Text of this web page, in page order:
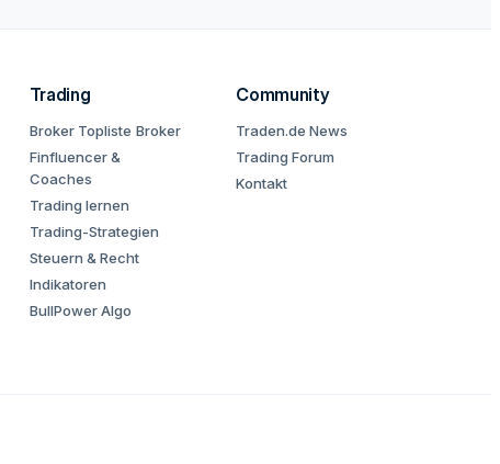
Trading
Broker Topliste Broker
Finfluencer &
Coaches
Trading lernen
Trading-Strategien
Steuern & Recht
Indikatoren
BullPower Algo
Community
Traden.de News
Trading Forum
Kontakt